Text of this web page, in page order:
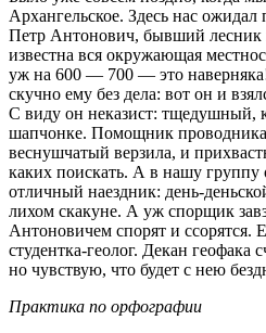
Архангельское. Здесь нас
Петр Антонович, бывший
известна вся окружающая
уж на 600 — 700 — это
скучно ему без дела: вот он и
С виду он неказист: тщедушный,
шапчонке. Помощник
веснушчатый верзила, и
каких поискать. А в нашу группу
отличный наездник: день-
лихом скакуне. А уж спорщик
Антоновичем спорят и ссорятся.
студентка-геолог. Декан геофака
но чувствую, что будет с нею
Практика по орфографии